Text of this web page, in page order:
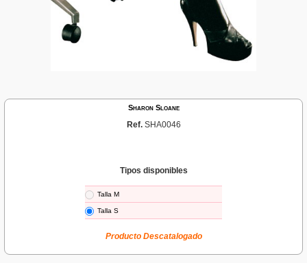
Sharon Sloane
Ref. SHA0046
Tipos disponibles
Talla M
Talla S
Producto Descatalogado